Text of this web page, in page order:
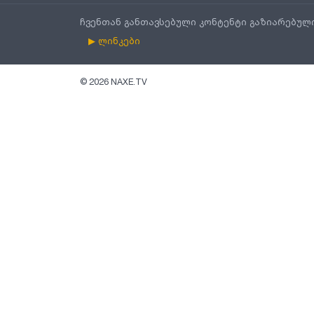
ჩვენთან განთავსებული კონტენტი
▶ ლინკები
© 2026 NAXE.TV